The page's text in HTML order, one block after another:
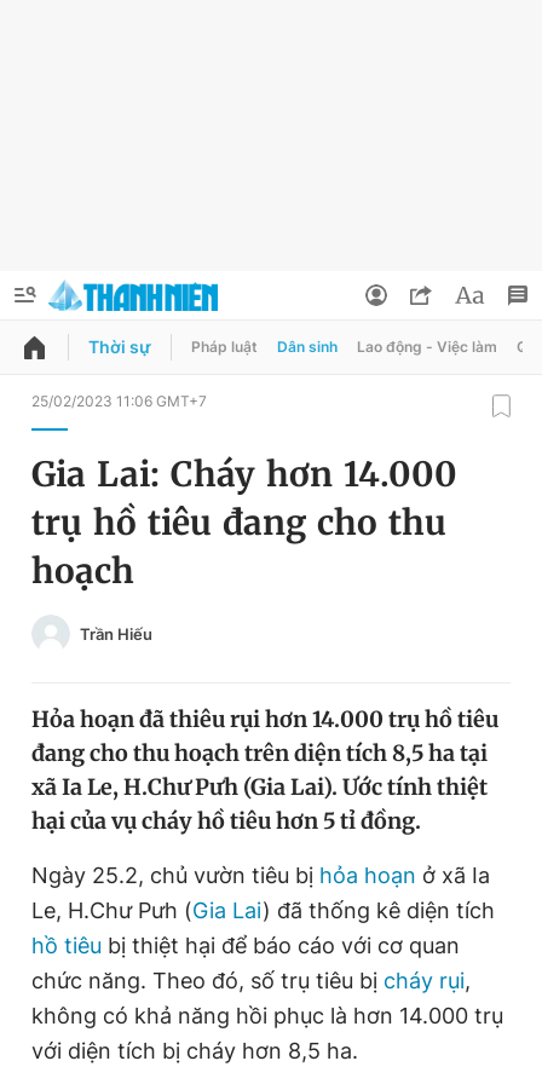
QUẢNG CÁO
Chuyên mục
Chuyên mục khác
Chào ngày mới
Video Magazine
Sản phẩm khác
Tiện ích Bạn cần biết
Thông tin tòa soạn Liên hệ quảng cáo
Đổi mật khẩu
Tin đã lưu
Tin đã xem
Thời sự Pháp luật Dân sinh Lao động - Việc làm
25/02/2023 11:06 GMT+7
Gia Lai: Cháy hơn 14.000
trụ hồ tiêu đang cho thu
hoạch
Trần Hiếu
Hỏa hoạn đã thiêu rụi hơn 14.000 trụ hồ tiêu
đang cho thu hoạch trên diện tích 8,5 ha tại
xã Ia Le, H.Chư Pưh (Gia Lai). Ước tính thiệt
hại của vụ cháy hồ tiêu hơn 5 tỉ đồng.
Ngày 25.2, chủ vườn tiêu bị hỏa hoạn ở xã Ia
Le, H.Chư Pưh (Gia Lai) đã thống kê diện tích
hồ tiêu bị thiệt hại để báo cáo với cơ quan
chức năng. Theo đó, số trụ tiêu bị cháy rụi,
không có khả năng hồi phục là hơn 14.000 trụ
với diện tích bị cháy hơn 8,5 ha.